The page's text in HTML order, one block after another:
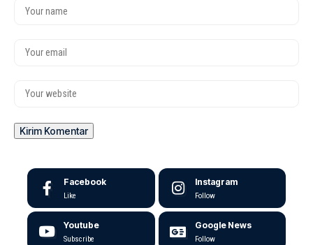
Facebook
Like
Instagram
Follow
Youtube
Subscribe
Google News
Follow